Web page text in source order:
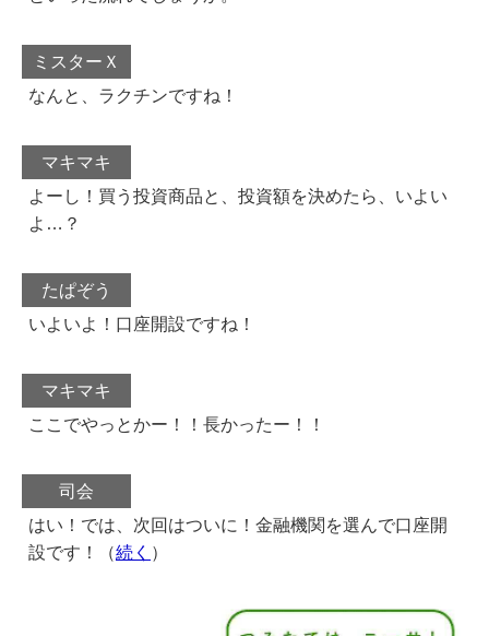
ミスターＸ
なんと、ラクチンですね！
マキマキ
よーし！買う投資商品と、投資額を決めたら、いよい
よ…？
たぱぞう
いよいよ！口座開設ですね！
マキマキ
ここでやっとかー！！長かったー！！
司会
はい！では、次回はついに！金融機関を選んで口座開
設です！（続く ）